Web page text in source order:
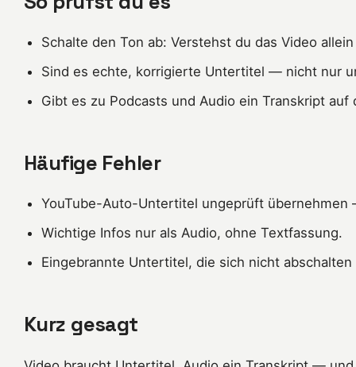
Schalte den Ton ab: Verstehst du das Video
Sind es echte, korrigierte Untertitel — nicht nur
Gibt es zu Podcasts und Audio ein Transkript auf
Häufige Fehler
YouTube-Auto-Untertitel ungeprüft
Wichtige Infos nur als Audio, ohne Textfassung.
Eingebrannte Untertitel, die sich nicht abschalten
Kurz gesagt